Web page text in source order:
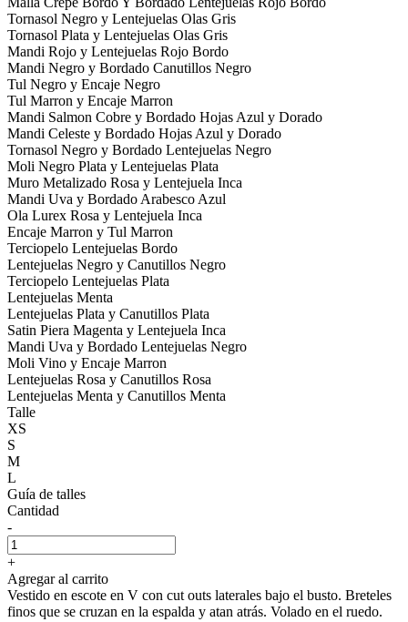
Tornasol Negro y Lentejuelas Olas Gris
Tornasol Plata y Lentejuelas Olas Gris
Mandi Rojo y Lentejuelas Rojo Bordo
Mandi Negro y Bordado Canutillos Negro
Tul Negro y Encaje Negro
Tul Marron y Encaje Marron
Mandi Salmon Cobre y Bordado Hojas Azul y Dorado
Mandi Celeste y Bordado Hojas Azul y Dorado
Tornasol Negro y Bordado Lentejuelas Negro
Moli Negro Plata y Lentejuelas Plata
Muro Metalizado Rosa y Lentejuela Inca
Mandi Uva y Bordado Arabesco Azul
Ola Lurex Rosa y Lentejuela Inca
Encaje Marron y Tul Marron
Terciopelo Lentejuelas Bordo
Lentejuelas Negro y Canutillos Negro
Terciopelo Lentejuelas Plata
Lentejuelas Menta
Lentejuelas Plata y Canutillos Plata
Satin Piera Magenta y Lentejuela Inca
Mandi Uva y Bordado Lentejuelas Negro
Moli Vino y Encaje Marron
Lentejuelas Rosa y Canutillos Rosa
Lentejuelas Menta y Canutillos Menta
Talle
XS
S
M
L
Guía de talles
Cantidad
-
+
Agregar al carrito
Vestido en escote en V con cut outs laterales bajo el busto. Breteles
finos que se cruzan en la espalda y atan atrás. Volado en el ruedo.